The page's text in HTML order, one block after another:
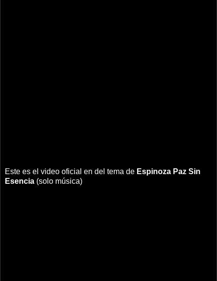
Este es el video oficial en del tema de Espinoza Paz Sin
Esencia (solo música)